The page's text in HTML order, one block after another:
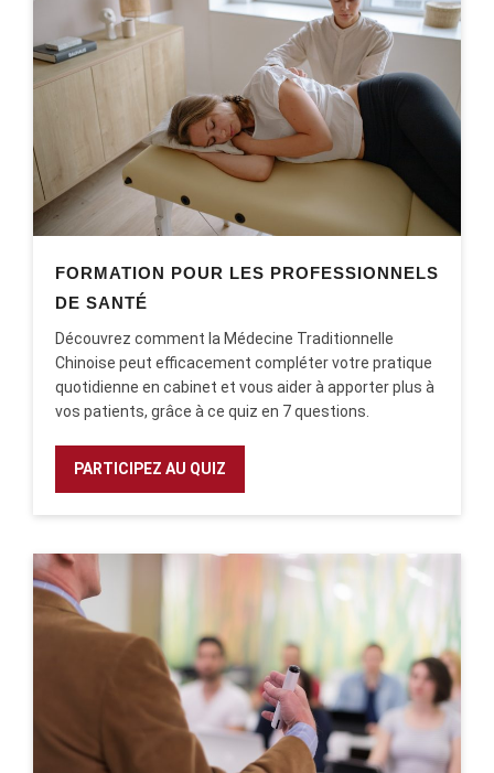
FORMATION POUR LES PROFESSIONNELS
DE SANTÉ
Découvrez comment la Médecine Traditionnelle
Chinoise peut efficacement compléter votre pratique
quotidienne en cabinet et vous aider à apporter plus à
vos patients, grâce à ce quiz en 7 questions.
PARTICIPEZ AU QUIZ